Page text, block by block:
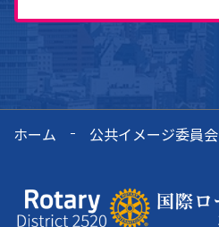
ホーム 公共イメージ委員会